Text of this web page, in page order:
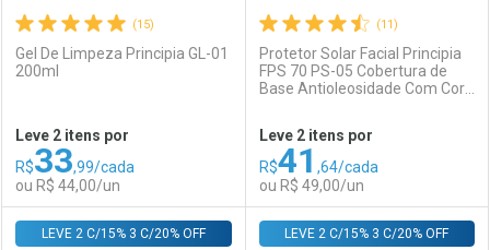
Comprar sem Desconto
Por R$ 49,59/cada
Comprar sem Desconto
Por R$ 49,59/cada
Comprar sem Desconto
Por R$ 44,59/cada
Comprar sem Desconto
Por R$ 44,59/cada
(15)
Gel De Limpeza Principia GL-01
200ml
Leve 2 itens por
R$33,99/cada
ou R$ 44,00/un
FECHAR
FECHAR
(11)
Protetor Solar Facial Principia
FPS 70 PS-05 Cobertura de
Base Antioleosidade Com Cor
Leve 2 itens por
R$41 ,64/cada
ou R$ 49,00/un
LEVE 2 C/15% 3 C/20% OFF LEVE 2 C/15% 3 C/20% OFF